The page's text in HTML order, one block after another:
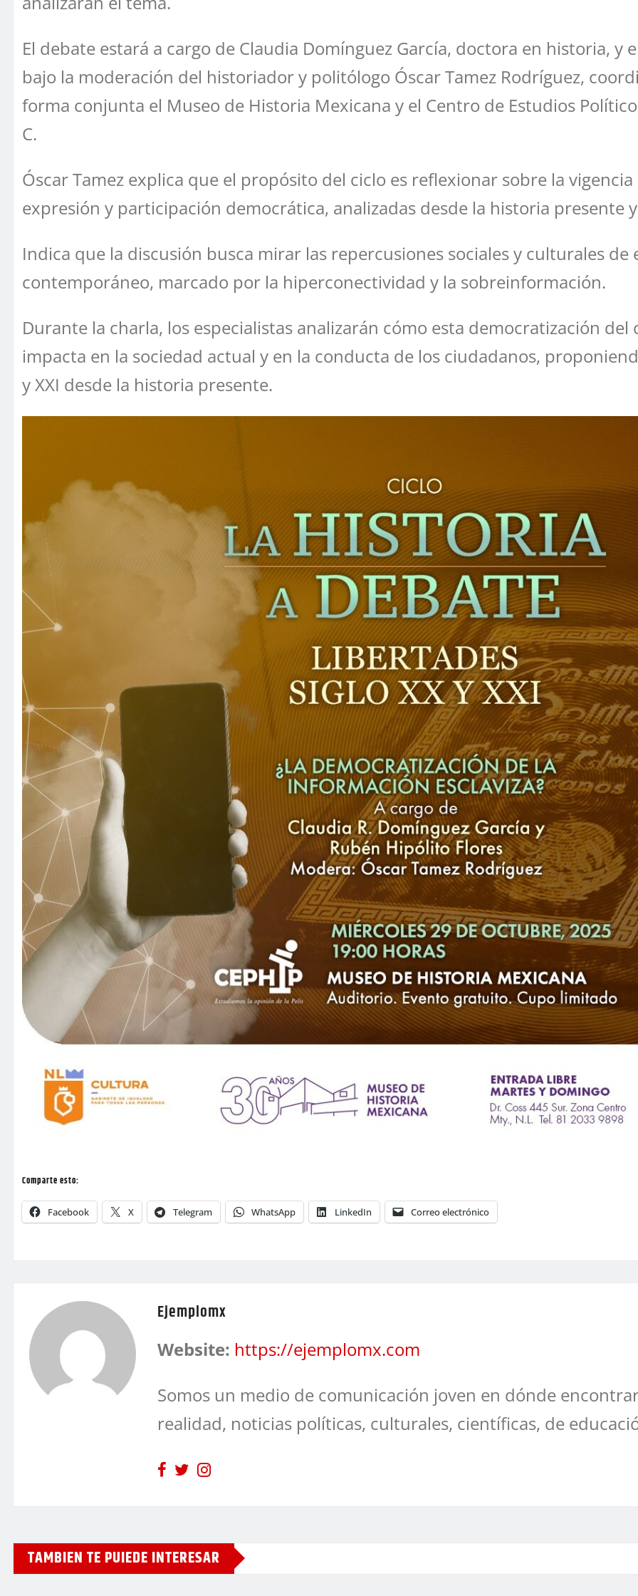
El debate estará a cargo de Claudia Domínguez García, doctora en historia, y
bajo la moderación del historiador y politólogo Óscar Tamez Rodríguez,
forma conjunta el Museo de Historia Mexicana y el Centro de Estudios
C.
Óscar Tamez explica que el propósito del ciclo es reflexionar sobre la
expresión y participación democrática, analizadas desde la historia presente
Indica que la discusión busca mirar las repercusiones sociales y culturales
contemporáneo, marcado por la hiperconectividad y la sobreinformación.
Durante la charla, los especialistas analizarán cómo esta democratización
impacta en la sociedad actual y en la conducta de los ciudadanos,
y XXI desde la historia presente.
Comparte esto:
Facebook X Telegram WhatsApp LinkedIn Correo electrónico
Ejemplomx
Website: https://ejemplomx.com
Somos un medio de comunicación joven en dónde
realidad, noticias políticas, culturales, científicas, de
TAMBIEN TE PUIEDE INTERESAR